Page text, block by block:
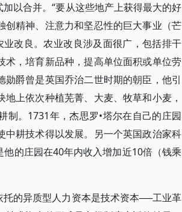
以合并。“要从这些地产上获得最大的好
精神、注意力和坚忍性的巨大事业（芒
改良。农业改良涉及面很广，包括排干
，培育新品种，提高单位面积或单位劳
爵曾是英国乔治二世时期的朝臣，他引
上依次种植芜菁、大麦、牧草和小麦，
制。1731年，杰思罗•塔尔在自己的庄园
耕技术得以发展。另一个英国政治家科
的庄园在40年内收入增加近10倍（钱乘
的异质型人力资本是技术资本──工业革